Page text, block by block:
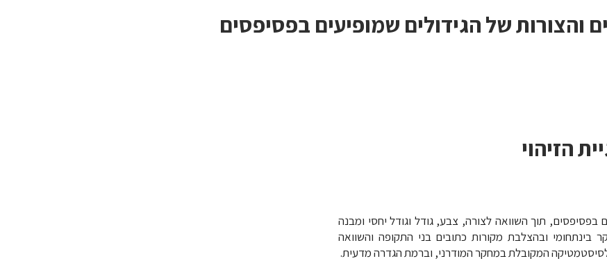
והצורות של הגידולים שמופיעים בפסיפסים
הזיהוי
בפסיפסים, תוך השוואה לצורה, צבע, גודל וגודל יחסי ומבנה
בינתחומי ובהצלבת מקורות כתובים בני התקופה והשוואה
המקובלת במחקר המודרני, וברמת הגדרה מדעית.